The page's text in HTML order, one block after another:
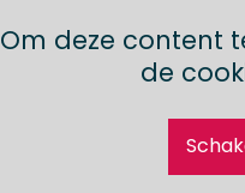
Om deze content
de